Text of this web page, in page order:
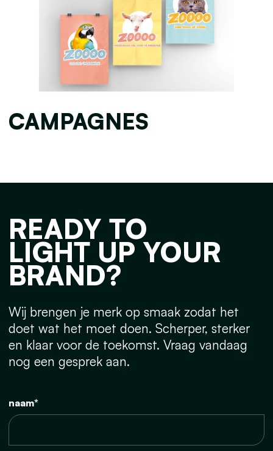
CAMPAGNES
READY TO
LIGHT UP YOUR
BRAND?
Wij brengen je merk op smaak zodat het
doet wat het moet doen. Scherper, sterker
en klaar voor de toekomst. Vraag vandaag
nog een gesprek aan.
naam*